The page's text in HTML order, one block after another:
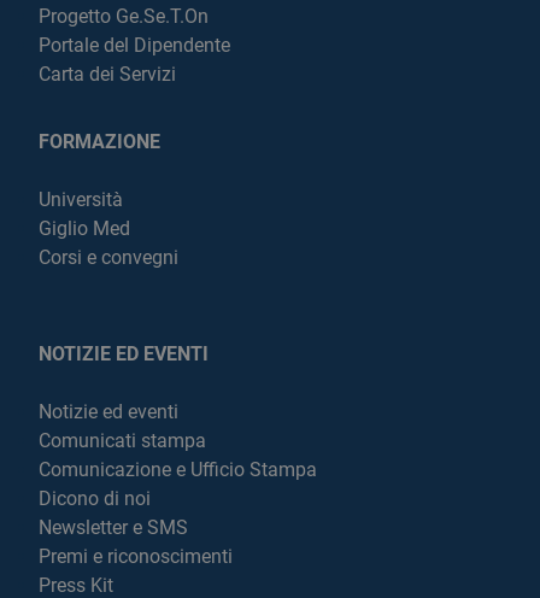
Progetto Ge.Se.T.On
Portale del Dipendente
Carta dei Servizi
FORMAZIONE
Università
Giglio Med
Corsi e convegni
NOTIZIE ED EVENTI
Notizie ed eventi
Comunicati stampa
Comunicazione e Ufficio Stampa
Dicono di noi
Newsletter e SMS
Premi e riconoscimenti
Press Kit